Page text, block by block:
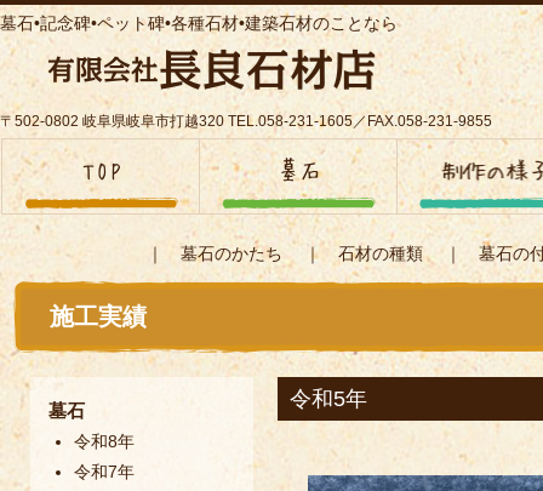
墓石•記念碑•ペット碑•各種石材•建築石材のことなら
〒502-0802 岐阜県岐阜市打越320 TEL.058-231-1605／FAX.058-231-9855
｜ 墓石のかたち ｜ 石材の種類｜ 墓石の
施工実績
墓石
令和8年
令和7年
令和5年